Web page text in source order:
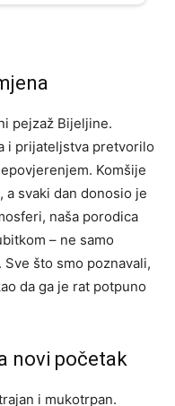
pejzaž Bijeljine.
i prijateljstva pretvorilo
Komšije
svaki dan donosio je
naša porodica
– ne samo
što smo poznavali,
da ga je rat potpuno
novi početak
i mukotrpan.